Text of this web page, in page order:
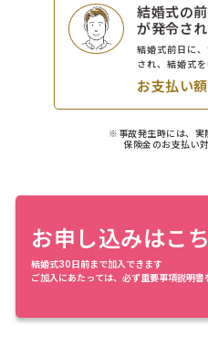
結婚式の
が発令さ
結婚式前日に
され、結婚式
お支払い額
※事故発生時には、実
保険金のお支払い
お申し込みはこ
結婚式30日前まで加入できます
ご加入にあたっては、必ず重要事項説明書